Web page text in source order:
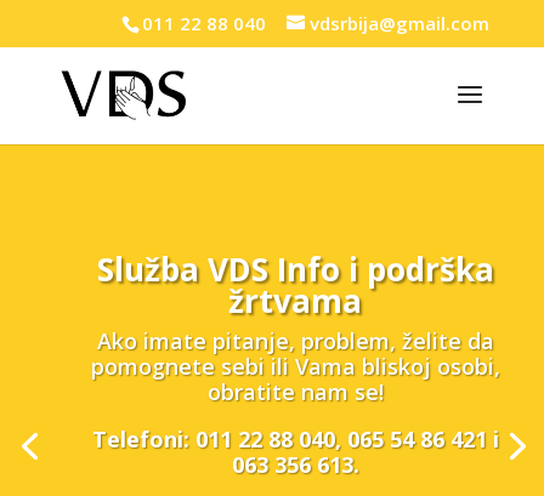
011 22 88 040 vdsrbija@gmail.com
Služba VDS Info i podrška
žrtvama
Ako imate pitanje, problem, želite da
pomognete sebi ili Vama bliskoj osobi,
obratite nam se!
Telefoni: 011 22 88 040, 065 54 86 421 i
063 356 613.